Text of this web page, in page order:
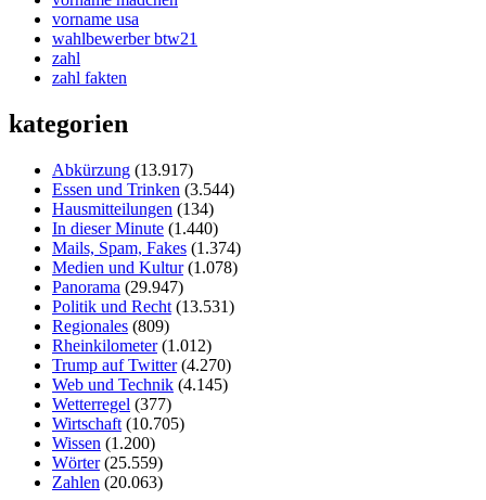
vorname usa
wahlbewerber btw21
zahl
zahl fakten
kategorien
Abkürzung (13.917)
Essen und Trinken (3.544)
Hausmitteilungen (134)
In dieser Minute (1.440)
Mails, Spam, Fakes (1.374)
Medien und Kultur(1.078)
Panorama (29.947)
Politik und Recht (13.531)
Regionales (809)
Rheinkilometer(1.012)
Trump auf Twitter(4.270)
Web und Technik (4.145)
Wetterregel (377)
Wirtschaft (10.705)
Wissen (1.200)
Wörter(25.559)
Zahlen (20.063)